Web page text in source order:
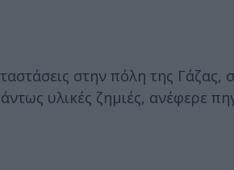
στην πόλη της Γάζας,
υλικές ζημιές, ανέφερε